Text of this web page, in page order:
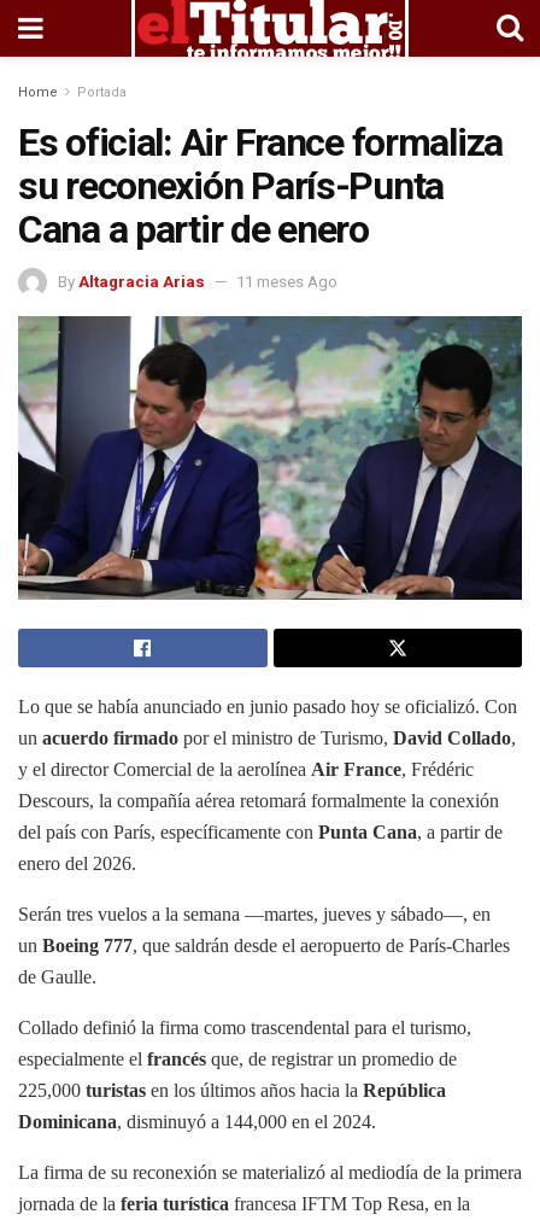
Home Portada
Es oficial: Air France formaliza
su reconexión París-Punta
Cana a partir de enero
By Altagracia Arias 11 meses Ago
Lo que se había anunciado en junio pasado hoy se oficializó. Con
un acuerdo firmado por el ministro de Turismo, David Collado,
y el director Comercial de la aerolínea Air France, Frédéric
Descours, la compañía aérea retomará formalmente la conexión
del país con París, específicamente con Punta Cana, a partir de
enero del 2026.
Serán tres vuelos a la semana —martes, jueves y sábado—, en
un Boeing 777, que saldrán desde el aeropuerto de París-Charles
de Gaulle.
Collado definió la firma como trascendental para el turismo,
especialmente el francés que, de registrar un promedio de
225,000 turistas en los últimos años hacia la República
Dominicana, disminuyó a 144,000 en el 2024.
La firma de su reconexión se materializó al mediodía de la primera
jornada de la feria turística francesa IFTM Top Resa, en la